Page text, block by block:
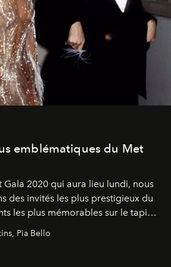
emblématiques du Met
Gala 2020 qui aura lieu lundi, nous
des invités les plus prestigieux du
les plus mémorables sur le tapis
Pia Bello